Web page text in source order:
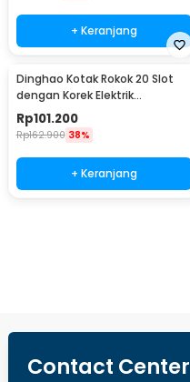
+ Keranjang
Dinghao Kotak Rokok 20 Slot
dengan Korek Elektrik
Pyrotechnic - DH-9010
Rp101.200
Rp162.900 38%
+ Keranjang
Contact Center